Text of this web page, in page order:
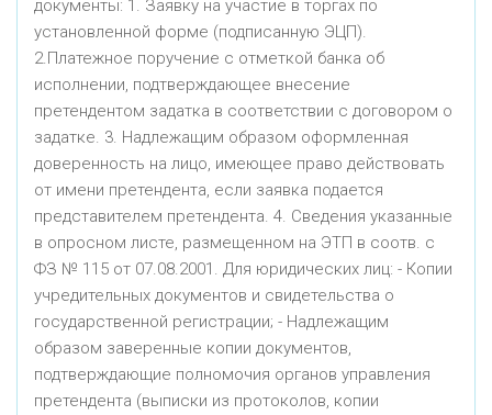
документы: 1. Заявку на участие в торгах по
установленной форме (подписанную ЭЦП).
2.Платежное поручение с отметкой банка об
исполнении, подтверждающее внесение
претендентом задатка в соответствии с договором о
задатке. 3. Надлежащим образом оформленная
доверенность на лицо, имеющее право действовать
от имени претендента, если заявка подается
представителем претендента. 4. Сведения указанные
в опросном листе, размещенном на ЭТП в соотв. с
ФЗ № 115 от 07.08.2001. Для юридических лиц: - Копии
учредительных документов и свидетельства о
государственной регистрации; - Надлежащим
образом заверенные копии документов,
подтверждающие полномочия органов управления
претендента (выписки из протоколов, копии